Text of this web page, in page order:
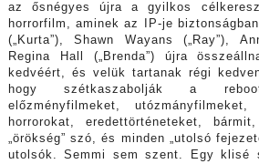
az ősnégyes újra a gyilkos
horrorfilm, aminek az IP-je
(„Kurta”), Shawn Wayans („Ray”),
Regina Hall („Brenda”) újra
kedvéért, és velük tartanak régi
hogy szétkaszabolják a
előzményfilmeket,
horrorokat, eredettörténeteket,
„örökség” szó, és minden „utolsó
utolsók. Semmi sem szent. Egy klisé